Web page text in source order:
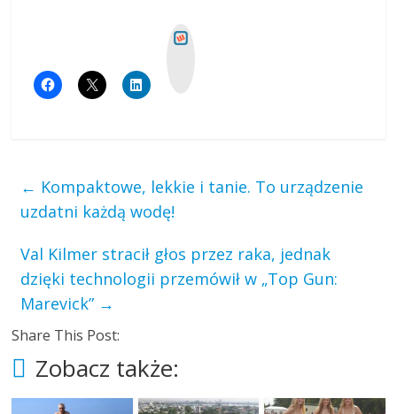
← Kompaktowe, lekkie i tanie. To urządzenie
uzdatni każdą wodę!
Val Kilmer stracił głos przez raka, jednak
dzięki technologii przemówił w „Top Gun:
Marevick” →
Share This Post:
Zobacz także: